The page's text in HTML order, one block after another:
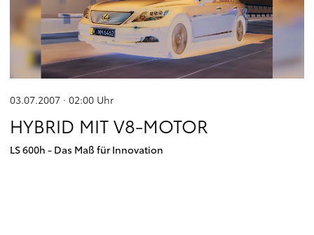
03.07.2007 · 02:00 Uhr
HYBRID MIT V8-MOTOR
LS 600h - Das Maß für Innovation